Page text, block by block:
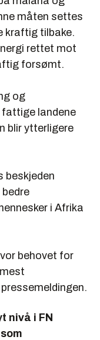
måten settes
kraftig tilbake.
rettet mot
forsømt.
og
landene
blir ytterligere
beskjeden
i Afrika
behovet for
nivå i FN